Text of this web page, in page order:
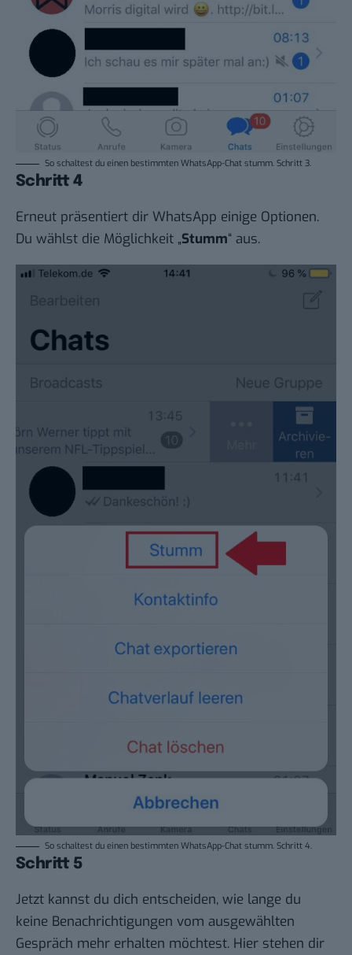
So schaltest du einen bestimmten WhatsApp-Chat stumm. Schritt 3.
Schritt 4
Erneut präsentiert dir WhatsApp einige Optionen.
Du wählst die Möglichkeit „Stumm“ aus.
So schaltest du einen bestimmten WhatsApp-Chat stumm. Schritt 4.
Schritt 5
Jetzt kannst du dich entscheiden, wie lange du
keine Benachrichtigungen vom ausgewählten
Gespräch mehr erhalten möchtest. Hier stehen dir